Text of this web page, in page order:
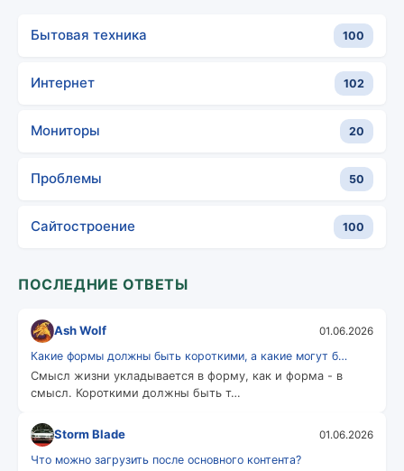
Бытовая техника 100
Интернет 102
Мониторы 20
Проблемы 50
Сайтостроение 100
ПОСЛЕДНИЕ ОТВЕТЫ
Ash Wolf 01.06.2026
Какие формы должны быть короткими, а какие могут б…
Смысл жизни укладывается в форму, как и форма - в
смысл. Короткими должны быть т…
Storm Blade 01.06.2026
Что можно загрузить после основного контента?